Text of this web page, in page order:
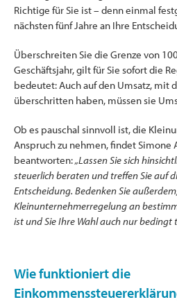
Richtige für Sie ist – denn einmal
nächsten fünf Jahre an Ihre
Überschreiten Sie die Grenze von
Geschäftsjahr, gilt für Sie sofort die
bedeutet: Auch auf den Umsatz, mit
überschritten haben, müssen sie
Ob es pauschal sinnvoll ist, die
Anspruch zu nehmen, findet Simone
beantworten:„Lassen Sie sich
steuerlich beraten und treffen Sie auf
Entscheidung. Bedenken Sie
Kleinunternehmerregelung an
ist und Sie Ihre Wahl auch nur bedingt
Wie funktioniert die